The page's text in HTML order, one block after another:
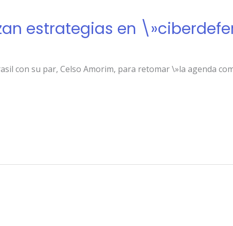
estrategias en
con su par, Celso Amorim, para retomar \»la agenda